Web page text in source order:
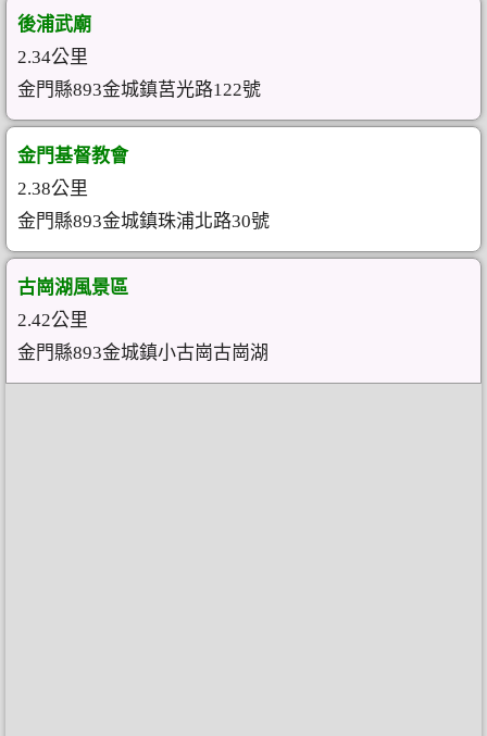
後浦武廟
2.34公里
金門縣893金城鎮莒光路122號
金門基督教會
2.38公里
金門縣893金城鎮珠浦北路30號
古崗湖風景區
2.42公里
金門縣893金城鎮小古崗古崗湖